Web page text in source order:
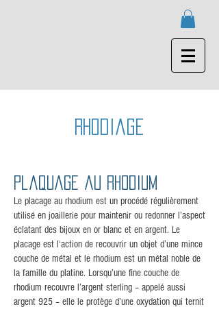
Rhodiage
Plaquage au rhodium
Le placage au rhodium est un procédé régulièrement
utilisé en joaillerie pour maintenir ou redonner l’aspect
éclatant des bijoux en or blanc et en argent. Le
placage est l‘action de recouvrir un objet d’une mince
couche de métal et le rhodium est un métal noble de
la famille du platine. Lorsqu’une fine couche de
rhodium recouvre l’argent sterling – appelé aussi
argent 925 – elle le protège d’une oxydation qui ternit